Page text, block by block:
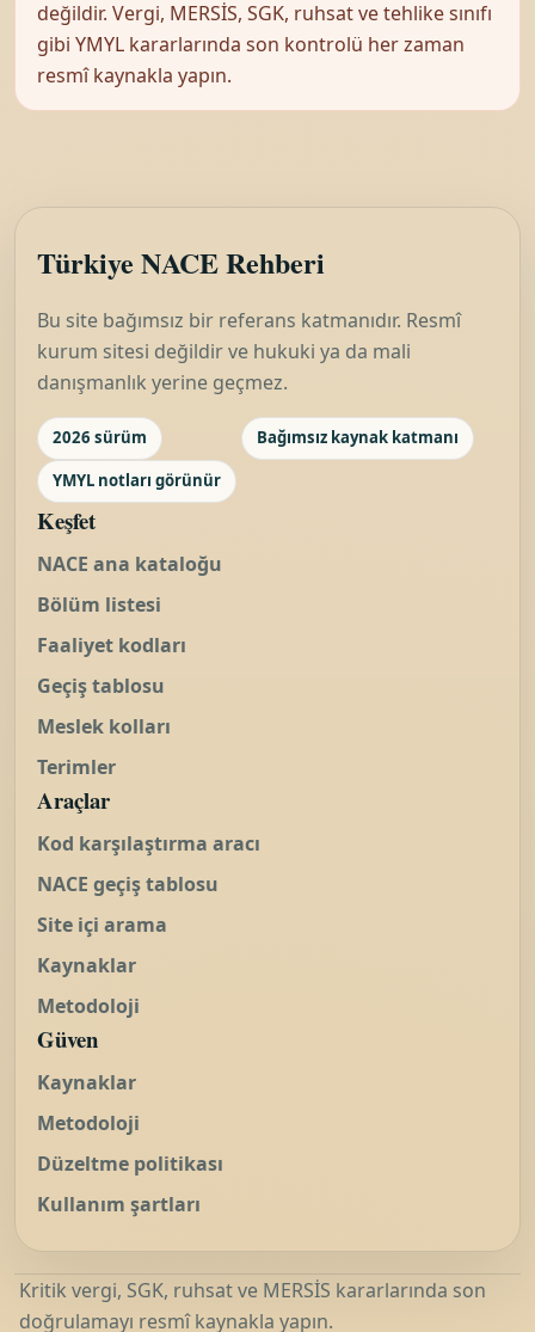
değildir. Vergi, MERSİS, SGK, ruhsat ve tehlike sınıfı
gibi YMYL kararlarında son kontrolü her zaman
resmî kaynakla yapın.
Türkiye NACE Rehberi
Bu site bağımsız bir referans katmanıdır. Resmî
kurum sitesi değildir ve hukuki ya da mali
danışmanlık yerine geçmez.
2026 sürüm
Bağımsız kaynak katmanı
YMYL notları görünür
Keşfet
NACE ana kataloğu
Bölüm listesi
Faaliyet kodları
Geçiş tablosu
Meslek kolları
Terimler
Araçlar
Kod karşılaştırma aracı
NACE geçiş tablosu
Site içi arama
Kaynaklar
Metodoloji
Güven
Kaynaklar
Metodoloji
Düzeltme politikası
Kullanım şartları
Kritik vergi, SGK, ruhsat ve MERSİS kararlarında son
doğrulamayı resmî kaynakla yapın.